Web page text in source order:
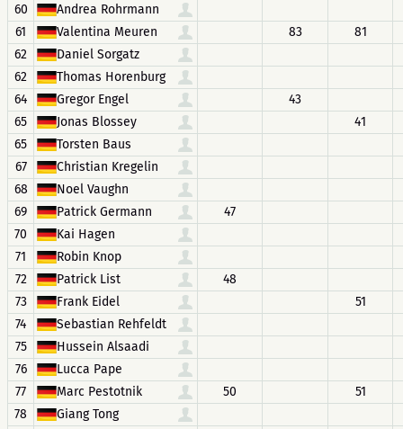
60
Andrea Rohrmann
61
Valentina Meuren 83
81
62
Daniel Sorgatz
62
Thomas Horenburg
64
Gregor Engel
43
65
Jonas Blossey
41
65
Torsten Baus
67
Christian Kregelin
68
Noel Vaughn
69
Patrick Germann
47
70
Kai Hagen
71
Robin Knop
72
Patrick List
48
73
Frank Eidel
51
74
Sebastian Rehfeldt
75
Hussein Alsaadi
76
Lucca Pape
77
Marc Pestotnik 50
51
78
Giang Tong